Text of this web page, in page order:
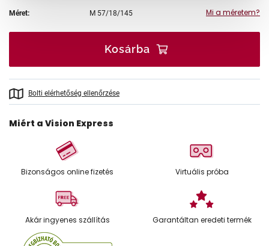
Méret: M 57/18/145 Mi a méretem?
Kosárba
Bolti elérhetőség ellenőrzése
Miért a Vision Express
Bizonságos online fizetés Virtuális próba
Akár ingyenes szállítás Garantáltan eredeti termék